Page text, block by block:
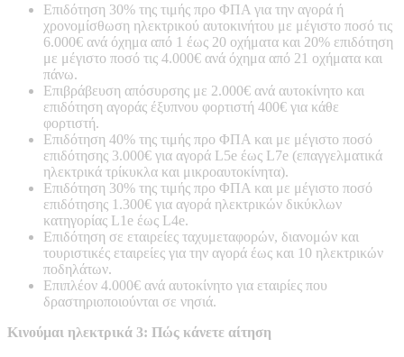
Επιδότηση 30% της τιμής προ ΦΠΑ για την αγορά ή
χρονομίσθωση ηλεκτρικού αυτοκινήτου με μέγιστο ποσό τις
6.000€ ανά όχημα από 1 έως 20 οχήματα και 20% επιδότηση
με μέγιστο ποσό τις 4.000€ ανά όχημα από 21 οχήματα και
πάνω.
Επιβράβευση απόσυρσης με 2.000€ ανά αυτοκίνητο και
επιδότηση αγοράς έξυπνου φορτιστή 400€ για κάθε
φορτιστή.
Επιδότηση 40% της τιμής προ ΦΠΑ και με μέγιστο ποσό
επιδότησης 3.000€ για αγορά L5e έως L7e (επαγγελματικά
ηλεκτρικά τρίκυκλα και μικροαυτοκίνητα).
Eπιδότηση 30% της τιμής προ ΦΠΑ και με μέγιστο ποσό
επιδότησης 1.300€ για αγορά ηλεκτρικών δικύκλων
κατηγορίας L1e έως L4e.
Επιδότηση σε εταιρείες ταχυμεταφορών, διανομών και
τουριστικές εταιρείες για την αγορά έως και 10 ηλεκτρικών
ποδηλάτων.
Επιπλέον 4.000€ ανά αυτοκίνητο για εταιρίες που
δραστηριοποιούνται σε νησιά.
Κινούμαι ηλεκτρικά 3: Πώς κάνετε αίτηση